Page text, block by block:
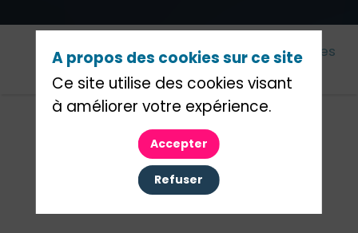
Cet
évènement
Agenda IntervenantsPartenaires
Ses interventions
Découvrir le programme complet
A propos des cookies sur ce site
Ce site utilise des cookies visant
à améliorer votre expérience.
Accepter
Refuser